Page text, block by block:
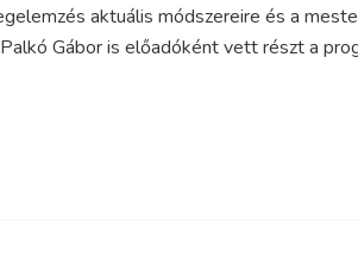
aktuális módszereire és a
Gábor is előadóként vett részt a